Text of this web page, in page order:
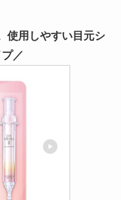
使用しやすい目元シ
／